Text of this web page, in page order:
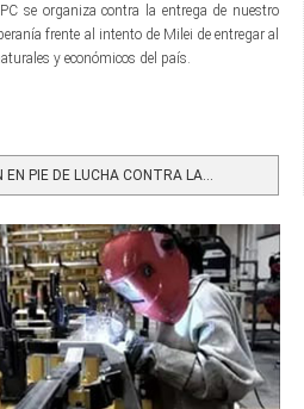
se organiza contra la entrega de nuestro
frente al intento de Milei de entregar al
y económicos del país.
EN PIE DE LUCHA CONTRA LA...